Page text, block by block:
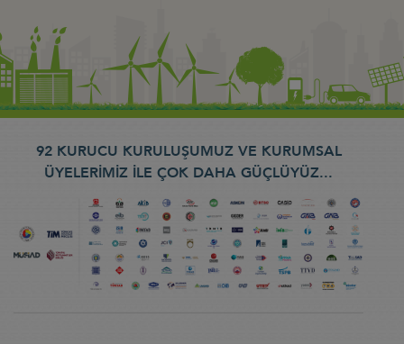
92 KURUCU KURULUŞUMUZ VE KURUMSAL
ÜYELERİMİZ İLE ÇOK DAHA GÜÇLÜYÜZ...